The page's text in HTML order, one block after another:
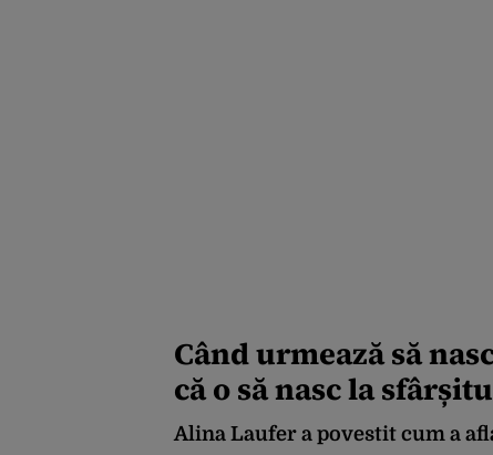
Când urmează să
că o să nasc la
Alina Laufer a povestit cum a